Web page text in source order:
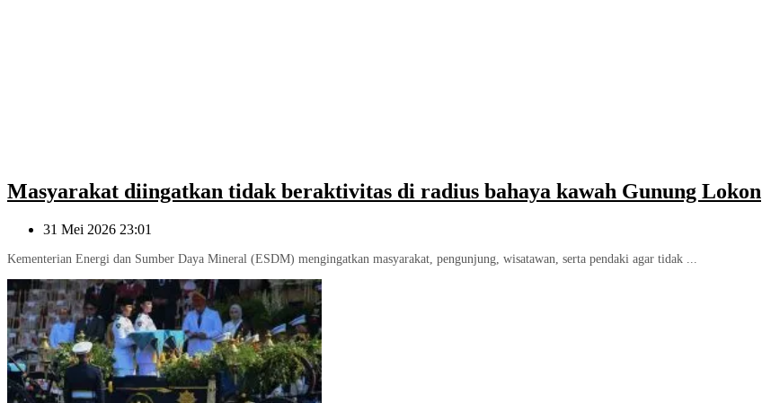
Masyarakat diingatkan tidak beraktivitas di radius bahaya kawah Gunung Lokon
31 Mei 2026 23:01
Kementerian Energi dan Sumber Daya Mineral (ESDM) mengingatkan masyarakat, pengunjung, wisatawan, serta pendaki agar tidak ...